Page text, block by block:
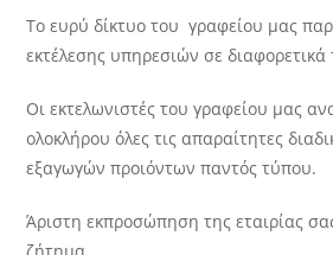
Το ευρύ δίκτυο του γραφείου μας
εκτέλεσης υπηρεσιών σε
Οι εκτελωνιστές του γραφείου μας
ολοκλήρου όλες τις απαραίτητες
εξαγωγών προιόντων παντός τύπου.
Άριστη εκπροσώπηση της εταιρίας